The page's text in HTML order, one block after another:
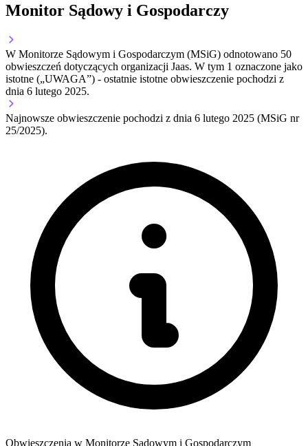
Monitor Sądowy i Gospodarczy
W Monitorze Sądowym i Gospodarczym (MSiG) odnotowano 50
obwieszczeń dotyczących organizacji Jaas. W tym 1 oznaczone jako
istotne („UWAGA”) - ostatnie istotne obwieszczenie pochodzi z
dnia 6 lutego 2025.
Najnowsze obwieszczenie pochodzi z dnia 6 lutego 2025 (MSiG nr
25/2025).
Obwieszczenia w Monitorze Sądowym i Gospodarczym